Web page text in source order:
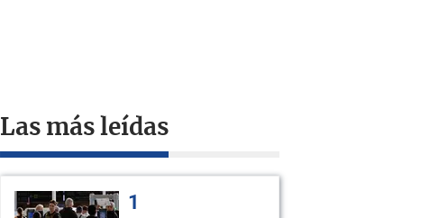
Las más leídas